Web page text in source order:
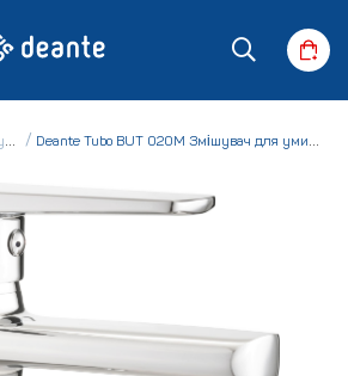
Deante Tubo BUT 020M Змішувач для умивальника